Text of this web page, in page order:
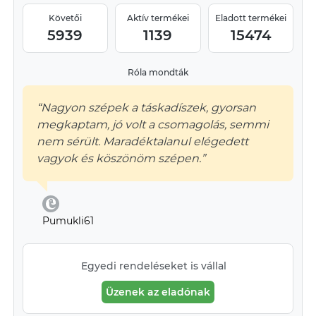
Követői
5939
Aktív termékei
1139
Eladott termékei
15474
Róla mondták
“Nagyon szépek a táskadíszek, gyorsan
megkaptam, jó volt a csomagolás, semmi
nem sérült. Maradéktalanul elégedett
vagyok és köszönöm szépen.”
Pumukli61
Egyedi rendeléseket is vállal
Üzenek az eladónak